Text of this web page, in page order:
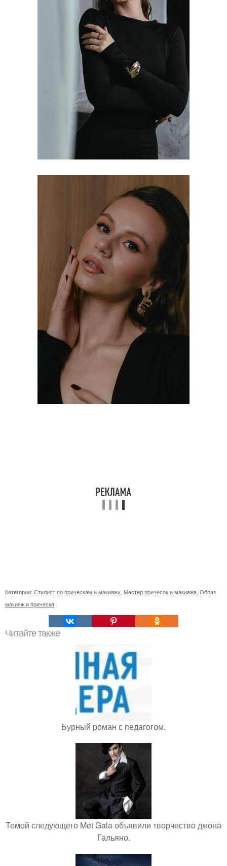
Категории: Стилист по прическам и макияжу Мастер причесок и макияжа Образ
макияж и прическа
Читайте также
Бурный роман с педагогом.
Темой следующего Met Gala объявили творчество джона
Гальяно.